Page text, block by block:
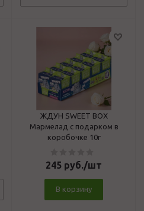
ЖДУН SWEET BOX
Мармелад с подарком в
коробочке 10г
245 руб./шт
В корзину